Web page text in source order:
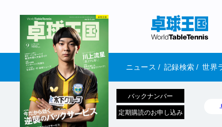
ニュース / 記録検索 / 世界
バックナンバー
定期購読のお申し込み